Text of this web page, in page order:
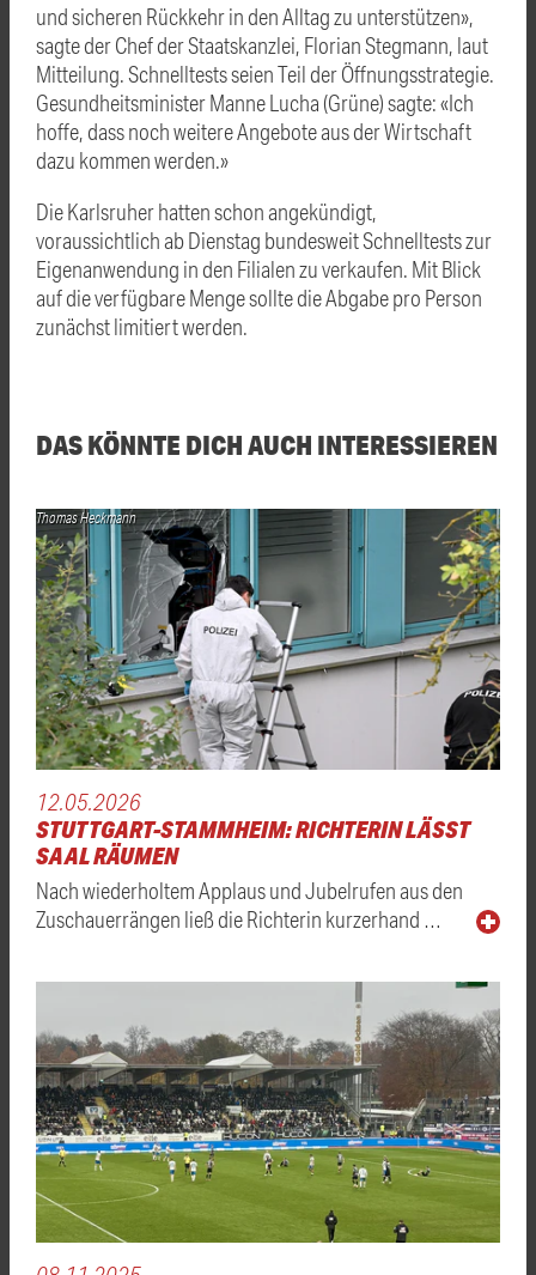
und sicheren Rückkehr in den Alltag zu unterstützen»,
sagte der Chef der Staatskanzlei, Florian Stegmann, laut
Mitteilung. Schnelltests seien Teil der Öffnungsstrategie.
Gesundheitsminister Manne Lucha (Grüne) sagte: «Ich
hoffe, dass noch weitere Angebote aus der Wirtschaft
dazu kommen werden.»
Die Karlsruher hatten schon angekündigt,
voraussichtlich ab Dienstag bundesweit Schnelltests zur
Eigenanwendung in den Filialen zu verkaufen. Mit Blick
auf die verfügbare Menge sollte die Abgabe pro Person
zunächst limitiert werden.
DAS KÖNNTE DICH AUCH INTERESSIEREN
Thomas Heckmann
12.05.2026
STUTTGART-STAMMHEIM: RICHTERIN LÄSST
SAAL RÄUMEN
Nach wiederholtem Applaus und Jubelrufen aus den
Zuschauerrängen ließ die Richterin kurzerhand …